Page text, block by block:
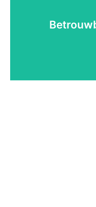
en-nacht